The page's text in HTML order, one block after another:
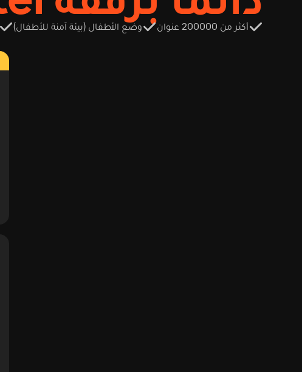
أكثر من 200000 عنوان وضع الأطفال (بيئة آمنة للأطفال)